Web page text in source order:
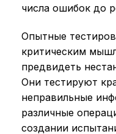
числа ошибок до
Опытные
критическим
предвидеть
Они тестируют
неправильные
различные
создании